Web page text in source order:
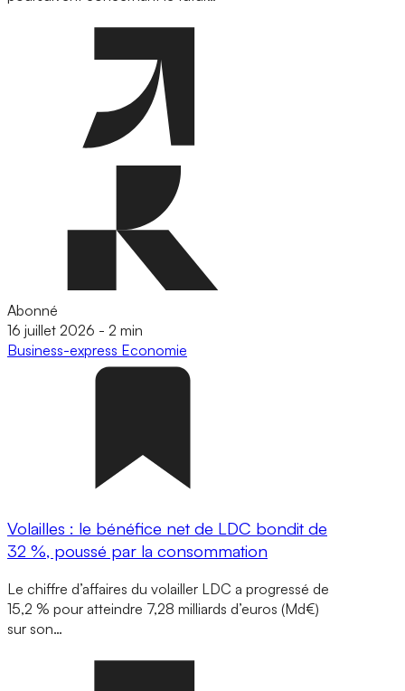
Abonné
16 juillet 2026 - 2 min
Business-express Economie
Volailles : le bénéfice net de LDC bondit de
32 %, poussé par la consommation
Le chiffre d’affaires du volailler LDC a progressé de
15,2 % pour atteindre 7,28 milliards d’euros (Md€)
sur son…